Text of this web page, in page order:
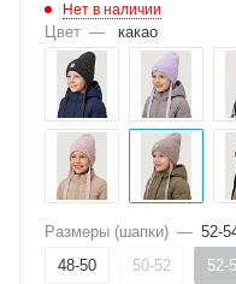
Нет в наличии
Цвет — какао
Размеры (шапки) — 52-
48-50
50-52 52-